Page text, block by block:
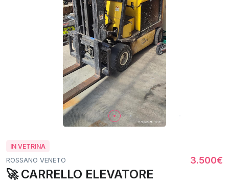
IN VETRINA
ROSSANO VENETO
🚀 CARRELLO ELEVATORE
3.500€